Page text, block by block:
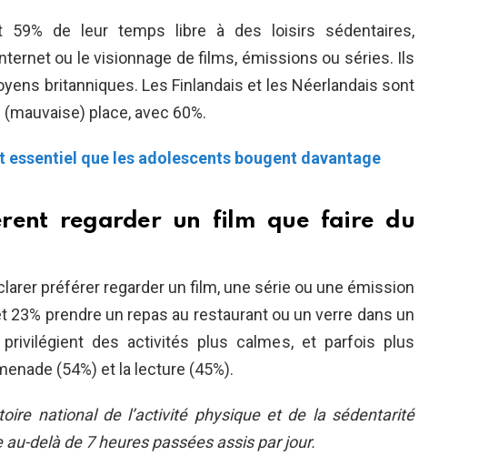
59% de leur temps libre à des loisirs sédentaires,
ou le visionnage de films, émissions ou séries. Ils
britanniques. Les Finlandais et les Néerlandais sont
place, avec 60%.
essentiel que les adolescents bougent davantage
regarder un film que faire du
préférer regarder un film, une série ou une émission
23% prendre un repas au restaurant ou un verre dans un
des activités plus calmes, et parfois plus
(54%) et la lecture (45%).
national de l’activité physique et de la sédentarité
delà de 7 heures passées assis par jour.